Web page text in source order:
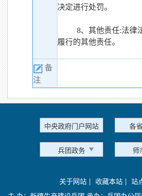
决定进行处罚。
8、其他责任:法律
履行的其他责任。
备
注
中央政府门户网站 各
兵团政务 师
关于网站 | 收藏本站 | 站